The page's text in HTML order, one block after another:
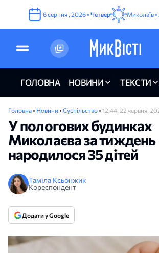
6серпня , 2026 • Четвер Миколаїв •
ГОЛОВНА НОВИНИ ТЕКСТИ
Головна • Новини • Суспільство • 12:44, 22 червня,
У пологових будинках
Миколаєва за тиждень
народилося 35 дітей
Таміла Ксьонжик
Кореспондент
Додати у Google